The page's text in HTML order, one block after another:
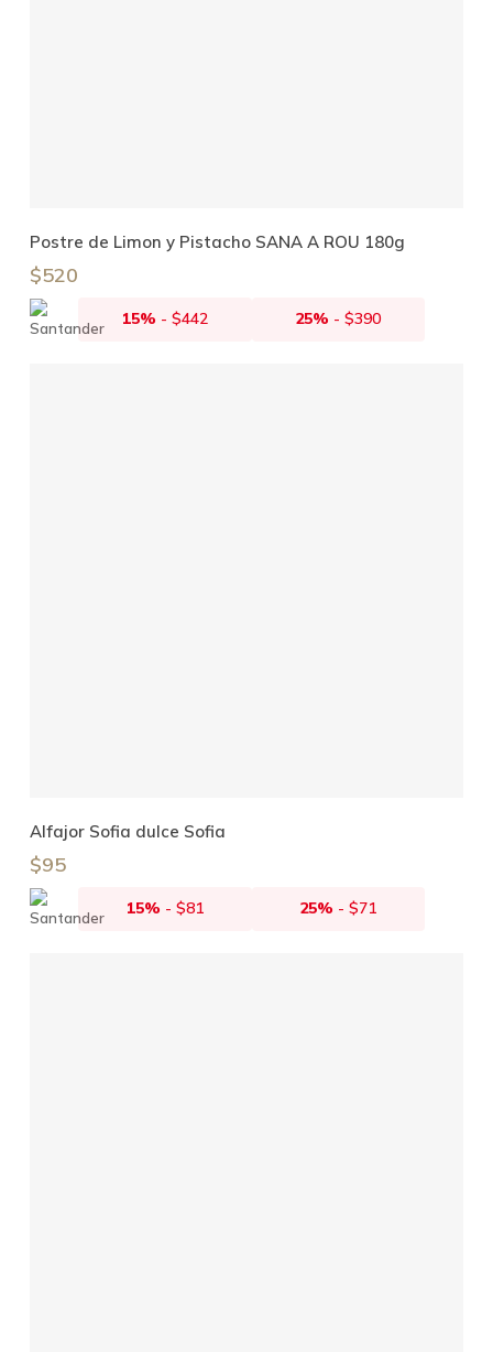
Añadir Al Carrito
Postre de Limon y Pistacho SANA A ROU 180g
$520
15% - $442 25% -$390
Añadir Al Carrito
Alfajor Sofia dulce Sofia
$95
15% - $81 25% -$71